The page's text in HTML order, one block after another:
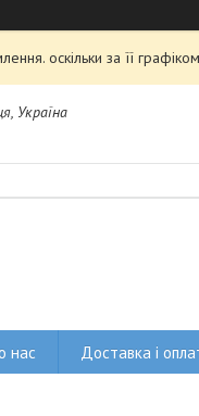
оскільки за її
Україна
нас Доставка і